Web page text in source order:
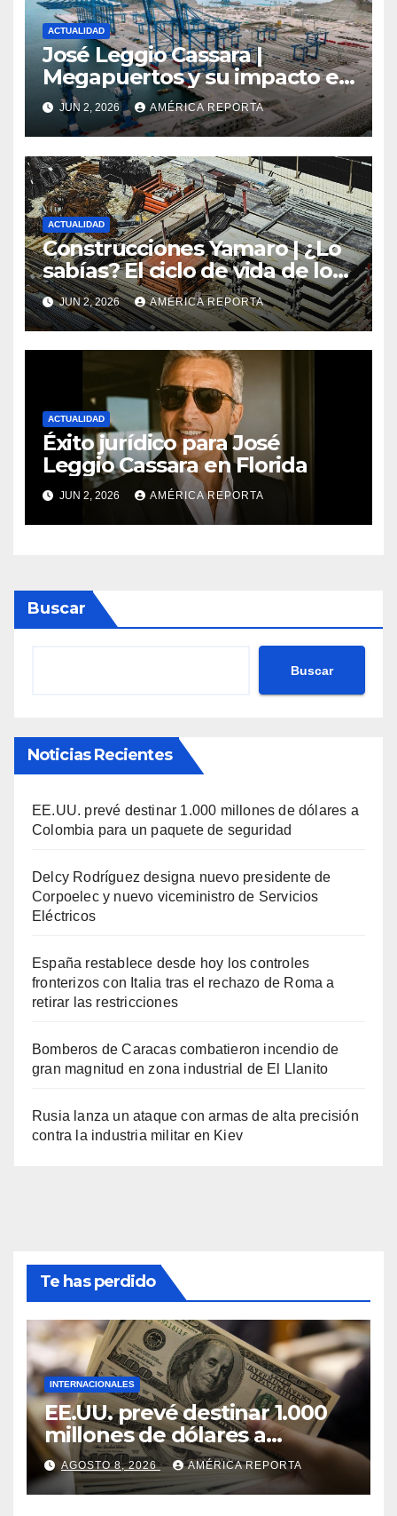
ACTUALIDAD
José Leggio Cassara |
Megapuertos y su impacto en
el turismo y el comercio
global
JUN 2, 2026 AMÉRICA REPORTA
ACTUALIDAD
Construcciones Yamaro | ¿Lo
sabías? El ciclo de vida de los
materiales de construcción
revoluciona eficiencia en
proyectos modernos
JUN 2, 2026 AMÉRICA REPORTA
ACTUALIDAD
Éxito jurídico para José
Leggio Cassara en Florida
JUN 2, 2026 AMÉRICA REPORTA
Buscar
Buscar
Noticias Recientes
EE.UU. prevé destinar 1.000 millones de dólares a
Colombia para un paquete de seguridad
Delcy Rodríguez designa nuevo presidente de
Corpoelec y nuevo viceministro de Servicios
Eléctricos
España restablece desde hoy los controles
fronterizos con Italia tras el rechazo de Roma a
retirar las restricciones
Bomberos de Caracas combatieron incendio de
gran magnitud en zona industrial de El Llanito
Rusia lanza un ataque con armas de alta precisión
contra la industria militar en Kiev
Te has perdido
INTERNACIONALES
EE.UU. prevé destinar 1.000
millones de dólares a
Colombia para un paquete
de seguridad
AGOSTO 8, 2026 AMÉRICA REPORTA